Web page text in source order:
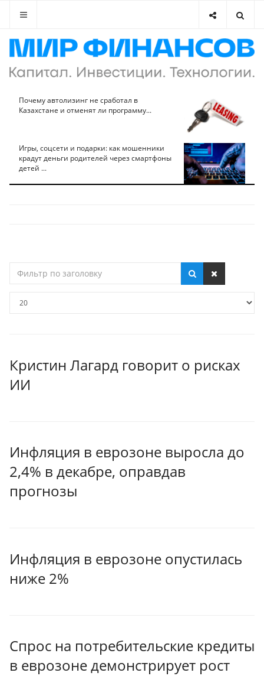
Почему автолизинг не сработал в
Казахстане и отменят ли программу...
Игры, соцсети и подарки: как мошенники
крадут деньги родителей через смартфоны
детей ...
по
Кристин Лагард говорит о рисках
ИИ
Инфляция в еврозоне выросла до
2,4% в декабре, оправдав
прогнозы
Инфляция в еврозоне опустилась
ниже 2%
Спрос на потребительские кредиты
в еврозоне демонстрирует рост